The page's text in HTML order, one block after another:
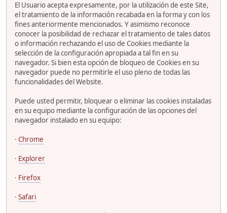
El Usuario acepta expresamente, por la utilización de este Site,
el tratamiento de la información recabada en la forma y con los
fines anteriormente mencionados. Y asimismo reconoce
conocer la posibilidad de rechazar el tratamiento de tales datos
o información rechazando el uso de Cookies mediante la
selección de la configuración apropiada a tal fin en su
navegador. Si bien esta opción de bloqueo de Cookies en su
navegador puede no permitirle el uso pleno de todas las
funcionalidades del Website.
Puede usted permitir, bloquear o eliminar las cookies instaladas
en su equipo mediante la configuración de las opciones del
navegador instalado en su equipo:
· Chrome
· Explorer
· Firefox
· Safari